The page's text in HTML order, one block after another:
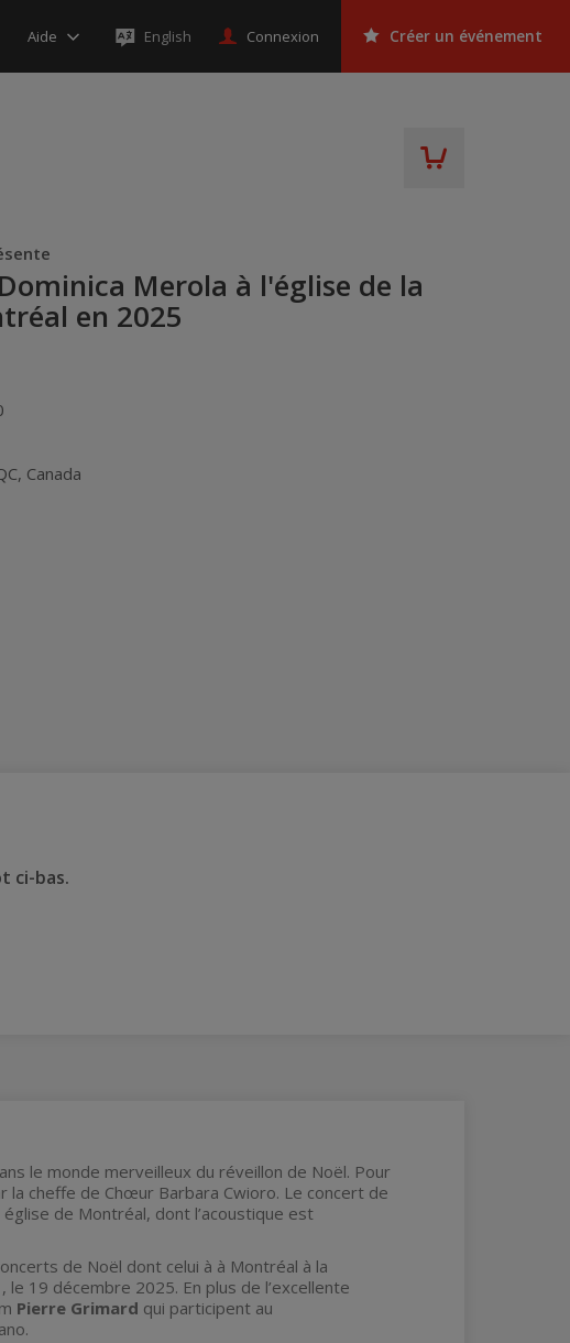
Aide English Connexion Créer un événement
Merola à l'église de la
en 2025
, Canada
ci-bas.
le monde merveilleux du réveillon de Noël. Pour
la cheffe de Chœur Barbara Cwioro. Le concert de
église de Montréal, dont l’acoustique est
de Noël dont celui à à Montréal à la
le 19 décembre 2025. En plus de l’excellente
Pierre Grimard qui participent au